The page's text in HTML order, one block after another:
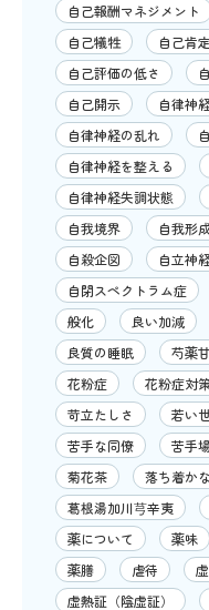
自己報酬マネジメント
自己犠牲
自己肯
自己評価の低さ
自己開示
自律神
自律神経の乱れ
自律神経を整える
自律神経失調状態
自我境界
自我形
自殺企図
自立神
自閉スペクトラム症
般化
良い加減
良質の睡眠
芍薬
花粉症
花粉症対
苛立たしさ
若い
苦手な同僚
苦手
菊花茶
落ち着か
葛根湯加川芎辛夷
薬について
薬味
薬膳
虐待
虚熱証（陰虚証）